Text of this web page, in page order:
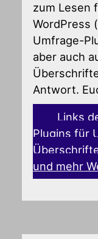
zum Lesen
WordPress
Umfrage-
aber auch
Antwort.
Links
Plugins für
und mehr